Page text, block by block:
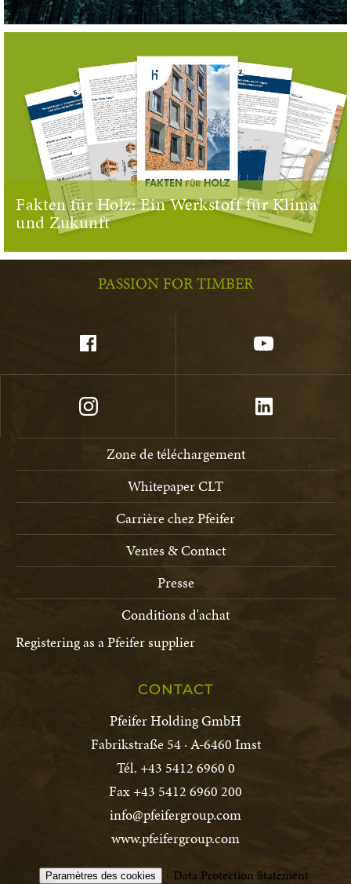
Fakten für Holz: Ein Werkstoff für Klima
und Zukunft
PASSION FOR TIMBER
Zone de téléchargement
Whitepaper CLT
Carrière chez Pfeifer
Ventes & Contact
Presse
Conditions d'achat
Registering as a Pfeifer supplier
CONTACT
Pfeifer Holding GmbH
Fabrikstraße 54 · A-6460 Imst
Tél. +43 5412 6960 0
Fax +43 5412 6960 200
info@pfeifergroup.com
www.pfeifergroup.com
Paramètres des cookies Data Protection Statement